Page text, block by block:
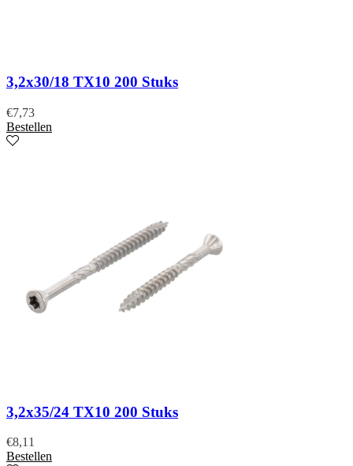
3,2x30/18 TX10 200 Stuks
€7,73
Bestellen
3,2x35/24 TX10 200 Stuks
€8,11
Bestellen